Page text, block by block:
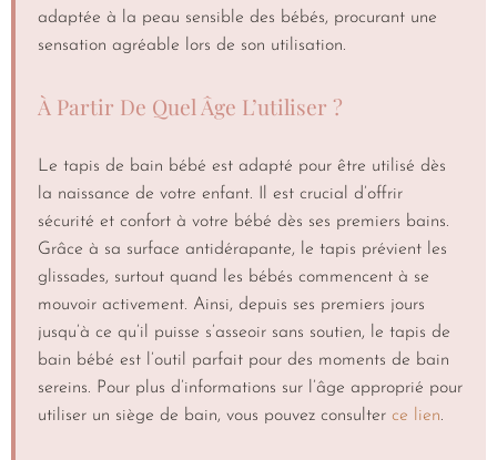
adaptée à la peau sensible des bébés, procurant une
sensation agréable lors de son utilisation.
À Partir De Quel Âge L’utiliser ?
Le tapis de bain bébé est adapté pour être utilisé dès
la naissance de votre enfant. Il est crucial d’offrir
sécurité et confort à votre bébé dès ses premiers bains.
Grâce à sa surface antidérapante, le tapis prévient les
glissades, surtout quand les bébés commencent à se
mouvoir activement. Ainsi, depuis ses premiers jours
jusqu’à ce qu’il puisse s’asseoir sans soutien, le tapis de
bain bébé est l’outil parfait pour des moments de bain
sereins. Pour plus d’informations sur l’âge approprié pour
utiliser un siège de bain, vous pouvez consulter ce lien.